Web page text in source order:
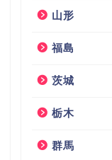
山形
福島
茨城
栃木
群馬